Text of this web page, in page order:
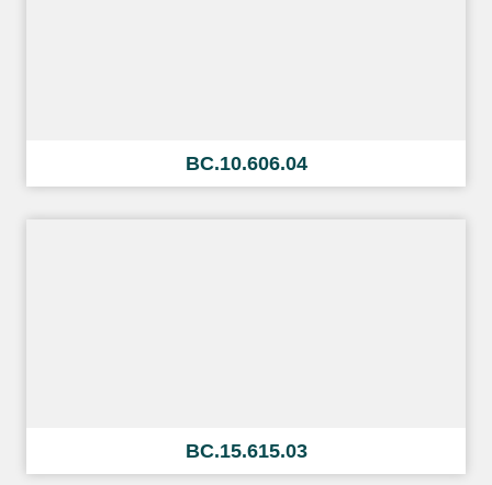
BC.10.606.04
BC.15.615.03